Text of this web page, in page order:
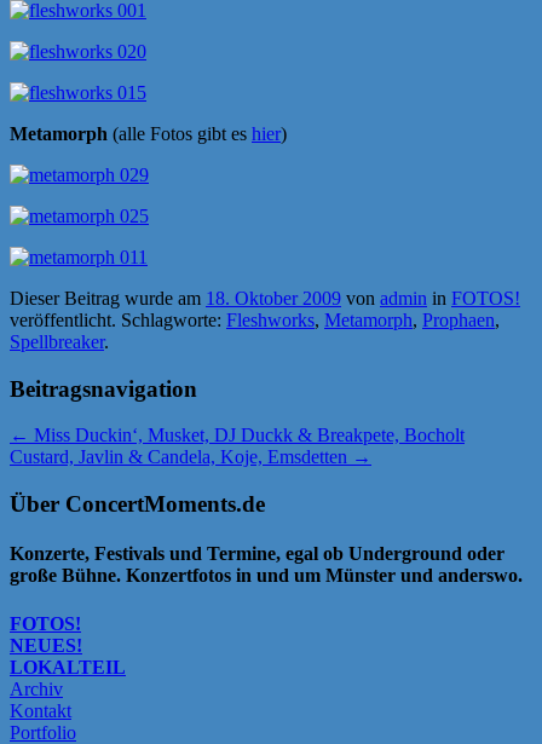
Metamorph (alle Fotos gibt es hier)
Dieser Beitrag wurde am 18. Oktober 2009 von admin in FOTOS!
veröffentlicht. Schlagworte: Fleshworks, Metamorph, Prophaen,
Spellbreaker.
Beitragsnavigation
← Miss Duckin‘, Musket, DJ Duckk & Breakpete, Bocholt
Custard, Javlin & Candela, Koje, Emsdetten →
Über ConcertMoments.de
Konzerte, Festivals und Termine, egal ob Underground oder
große Bühne. Konzertfotos in und um Münster und anderswo.
FOTOS!
NEUES!
LOKALTEIL
Archiv
Kontakt
Portfolio